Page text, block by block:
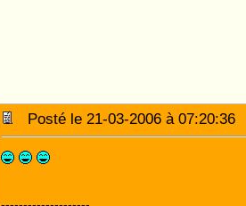
Posté le 21-03-2006 à